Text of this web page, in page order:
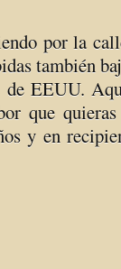
por la
también
de EEUU.
que
y en